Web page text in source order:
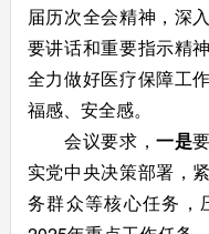
届历次全会精神，深
要讲话和重要指示精
全力做好医疗保障工
福感、安全感。
会议要求，一是
实党中央决策部署，
务群众等核心任务，